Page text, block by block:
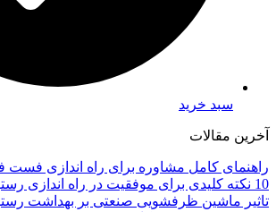
سبد خرید
آخرین مقالات
راهنمای کامل مشاوره برای راه اندازی فست فود
10 نکته کلیدی برای موفقیت در راه اندازی رستوران
تاثیر ماشین ظرفشویی صنعتی بر بهداشت